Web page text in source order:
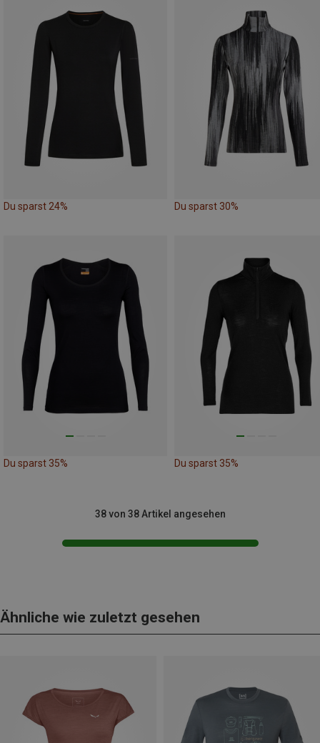
Du sparst 24% Du sparst 30%
Du sparst 35% Du sparst 35%
38 von 38 Artikel angesehen
Ähnliche wie zuletzt gesehen